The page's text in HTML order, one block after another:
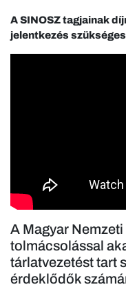
A SINOSZ tagjainak
jelentkezés
A Magyar
tolmácsolással
tárlatvezetést tart
érdeklődők